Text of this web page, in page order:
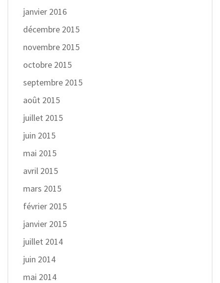
janvier 2016
décembre 2015
novembre 2015
octobre 2015
septembre 2015
août 2015
juillet 2015
juin 2015
mai 2015
avril 2015
mars 2015
février 2015
janvier 2015
juillet 2014
juin 2014
mai 2014